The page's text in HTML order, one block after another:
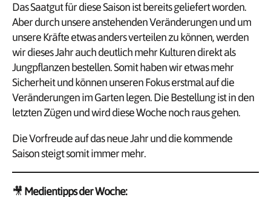
Das Saatgut für diese Saison ist bereits geliefert worden.
Aber durch unsere anstehenden Veränderungen und um
unsere Kräfte etwas anders verteilen zu können, werden
wir dieses Jahr auch deutlich mehr Kulturen direkt als
Jungpflanzen bestellen. Somit haben wir etwas mehr
Sicherheit und können unseren Fokus erstmal auf die
Veränderungen im Garten legen. Die Bestellung ist in den
letzten Zügen und wird diese Woche noch raus gehen.
Die Vorfreude auf das neue Jahr und die kommende
Saison steigt somit immer mehr.
🎥 Medientipps der Woche: